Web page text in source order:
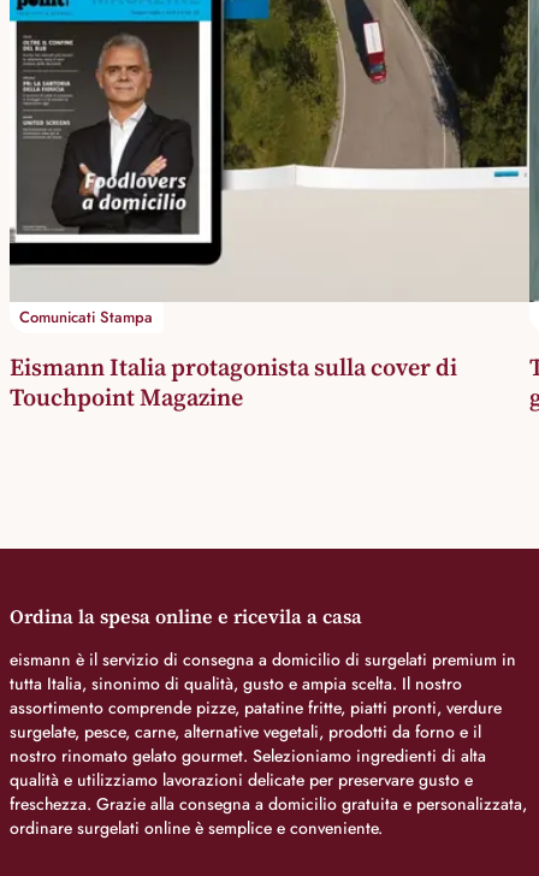
Comunicati Stampa
Eismann Italia protagonista sulla cover di
Touchpoint Magazine
Ordina la spesa online e ricevila a casa
eismann è il servizio di consegna a domicilio di surgelati premium in
tutta Italia, sinonimo di qualità, gusto e ampia scelta. Il nostro
assortimento comprende pizze, patatine fritte, piatti pronti, verdure
surgelate, pesce, carne, alternative vegetali, prodotti da forno e il
nostro rinomato gelato gourmet. Selezioniamo ingredienti di alta
qualità e utilizziamo lavorazioni delicate per preservare gusto e
freschezza. Grazie alla consegna a domicilio gratuita e personalizzata,
ordinare surgelati online è semplice e conveniente.